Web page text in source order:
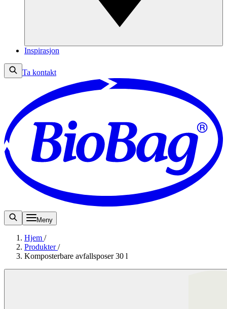
Inspirasjon
Ta kontakt
Meny
Hjem /
Produkter/
Komposterbare avfallsposer 30 l